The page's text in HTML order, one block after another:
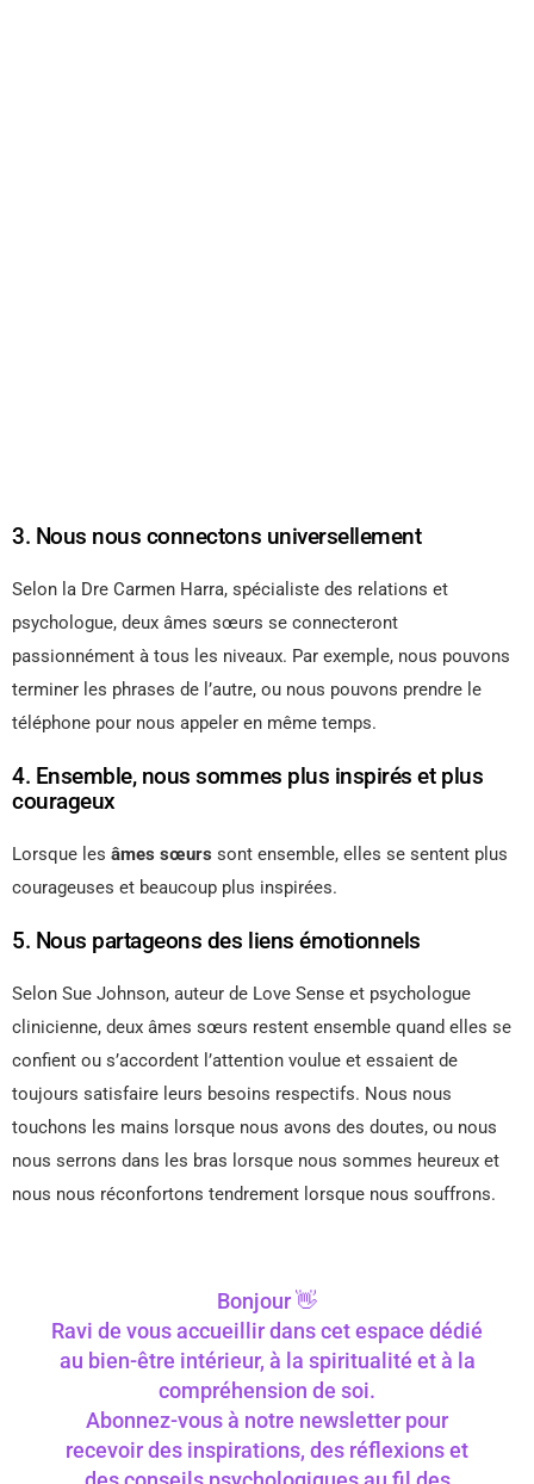
3. Nous nous connectons universellement
Selon la Dre Carmen Harra, spécialiste des relations et
psychologue, deux âmes sœurs se connecteront
passionnément à tous les niveaux. Par exemple, nous pouvons
terminer les phrases de l’autre, ou nous pouvons prendre le
téléphone pour nous appeler en même temps.
4. Ensemble, nous sommes plus inspirés et plus
courageux
Lorsque les âmes sœurs sont ensemble, elles se sentent plus
courageuses et beaucoup plus inspirées.
5. Nous partageons des liens émotionnels
Selon Sue Johnson, auteur de Love Sense et psychologue
clinicienne, deux âmes sœurs restent ensemble quand elles se
confient ou s’accordent l’attention voulue et essaient de
toujours satisfaire leurs besoins respectifs. Nous nous
touchons les mains lorsque nous avons des doutes, ou nous
nous serrons dans les bras lorsque nous sommes heureux et
nous nous réconfortons tendrement lorsque nous souffrons.
Bonjour 👋
Ravi de vous accueillir dans cet espace dédié
au bien-être intérieur, à la spiritualité et à la
compréhension de soi.
Abonnez-vous à notre newsletter pour
recevoir des inspirations, des réflexions et